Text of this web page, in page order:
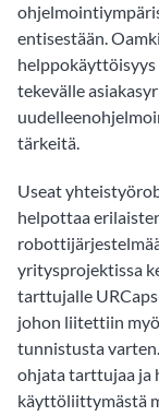
entisestään.
tekevälle
tärkeitä.
Useat
helpottaa
yritysprojektissa
tarttujalle
johon liitettiin
tunnistusta
ohjata tarttujaa ja
käyttöliittymästä